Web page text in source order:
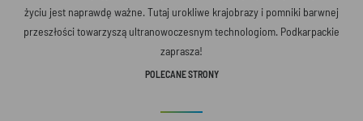
życiu jest naprawdę ważne. Tutaj urokliwe krajobrazy i pomniki barwnej
przeszłości towarzyszą ultranowoczesnym technologiom. Podkarpackie
zaprasza!
POLECANE STRONY